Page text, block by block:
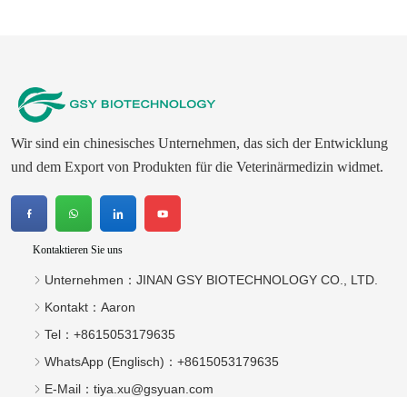
Wir sind ein chinesisches Unternehmen, das sich der Entwicklung
und dem Export von Produkten für die Veterinärmedizin widmet.
Kontaktieren Sie uns
Unternehmen： JINAN GSY BIOTECHNOLOGY CO., LTD.
Kontakt： Aaron
Tel： +8615053179635‬
WhatsApp (Englisch)： +8615053179635
E-Mail： tiya.xu@gsyuan.com